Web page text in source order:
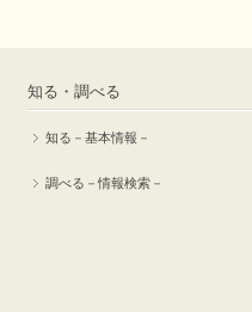
知る・調べる
知る－基本情報－
調べる－情報検索－